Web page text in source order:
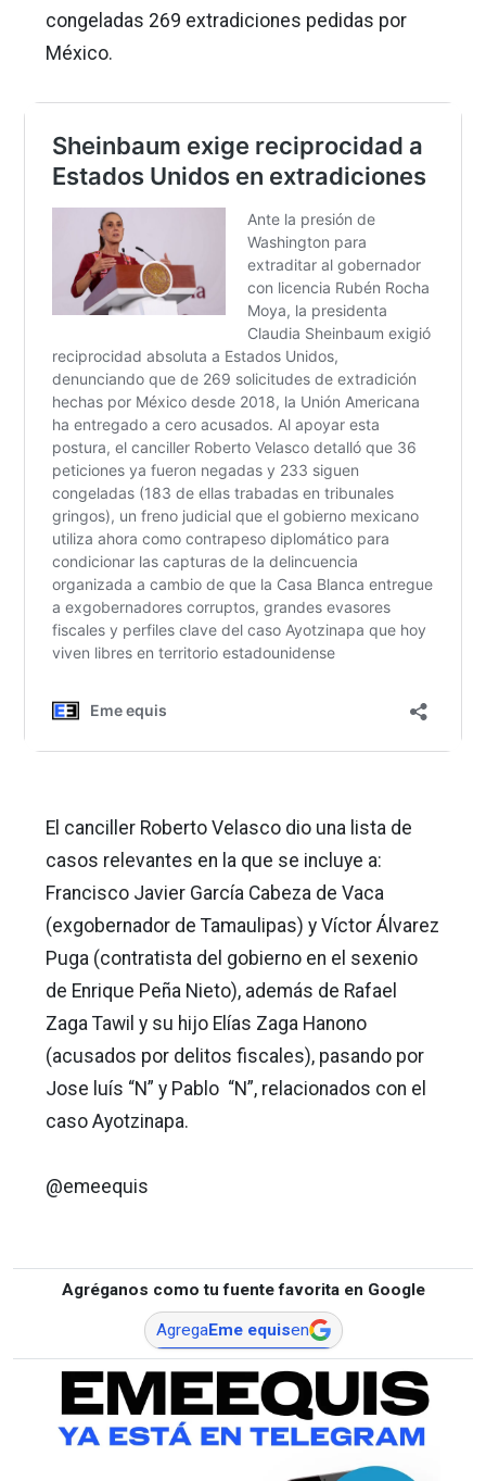
congeladas 269 extradiciones pedidas por
México.
El canciller Roberto Velasco dio una lista de
casos relevantes en la que se incluye a:
Francisco Javier García Cabeza de Vaca
(exgobernador de Tamaulipas) y Víctor Álvarez
Puga (contratista del gobierno en el sexenio
de Enrique Peña Nieto), además de Rafael
Zaga Tawil y su hijo Elías Zaga Hanono
(acusados por delitos fiscales), pasando por
Jose luís “N” y Pablo “N”, relacionados con el
caso Ayotzinapa.
@emeequis
Agréganos como tu fuente favorita en Google
AgregaEme equisen